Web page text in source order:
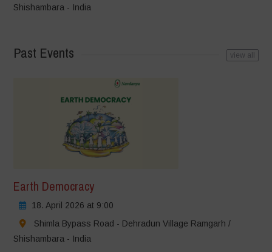
Shishambara - India
Past Events view all
Earth Democracy
18. April 2026 at 9:00
Shimla Bypass Road - Dehradun Village Ramgarh /
Shishambara - India